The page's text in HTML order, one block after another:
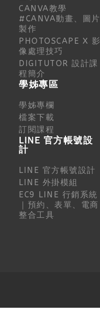
CANVA教學
#CANVA動畫、圖片
製作
PHOTOSCAPE X 影
像處理技巧
DIGITUTOR 設計課
程簡介
學姊專區
學姊專欄
檔案下載
訂閱課程
LINE 官方帳號設
計
LINE 官方帳號設計
LINE 外掛模組
EC9 LINE 行銷系統
｜預約、表單、電商
整合工具